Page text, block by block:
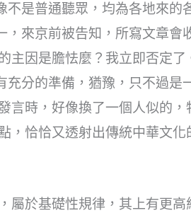
是普通聽眾，均為各地來的
來京前被告知，所寫文章會
主因是膽怯麼？我立即否定了
分的準備，猶豫，只不過是
時，好像換了一個人似的，
，恰恰又透射出傳統中華文
屬於基礎性規律，其上有更高